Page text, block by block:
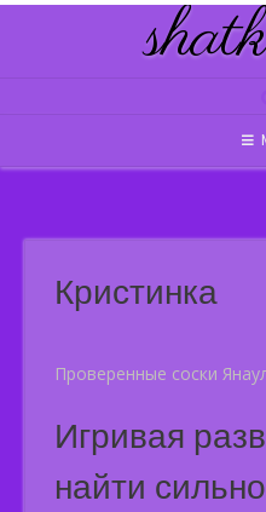
Skip
Кристинка
Проверенные соски
Игривая
найти